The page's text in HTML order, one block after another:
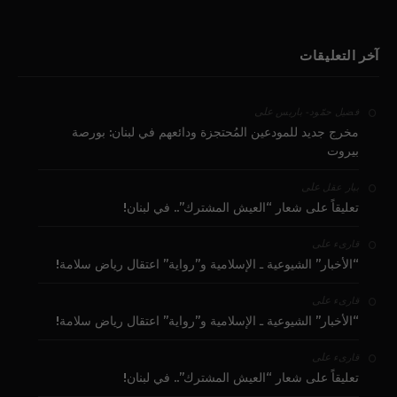
آخر التعليقات
فضيل حمّود - باريس على
مخرج جديد للمودعين المُحتجزة ودائعهم في لبنان: بورصة
بيروت
بيار عقل على
تعليقاً على شعار “العيش المشترك”.. في لبنان!
قارىء على
“الأخبار” الشيوعية ـ الإسلامية و”رواية” اعتقال رياض سلامة!
قارىء على
“الأخبار” الشيوعية ـ الإسلامية و”رواية” اعتقال رياض سلامة!
قارىء على
تعليقاً على شعار “العيش المشترك”.. في لبنان!